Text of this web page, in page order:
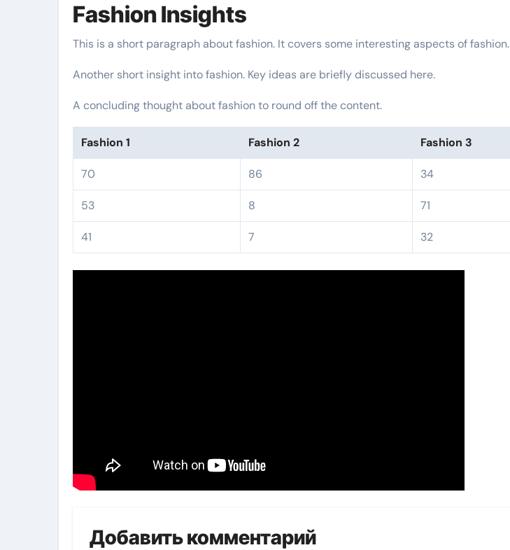
Fashion Insights
This is a short paragraph about fashion. It covers some interesting aspects of fashion.
Another short insight into fashion. Key ideas are briefly discussed here.
A concluding thought about fashion to round off the content.
Fashion 1 Fashion 2 Fashion 3
70 86 34
53 8 71
41 7 32
Добавить комментарий